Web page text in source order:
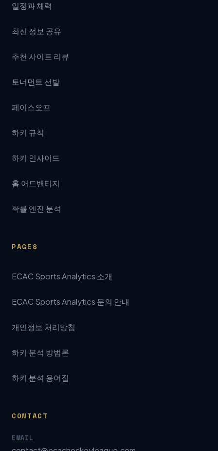
일정과 체력
최신 정보 공유
추천 사이트 리뷰
토너먼트 선발
페이스오프
하키 규칙
하키 인사이드
홈 어드밴티지
확률 엔진 분석
PAGES
ECAC Sports Analytics 소개
ECAC Sports Analytics 문의 안내
개인정보 처리방침
하키 분석 방법론
하키 분석 용어집
CONTACT
EMAIL